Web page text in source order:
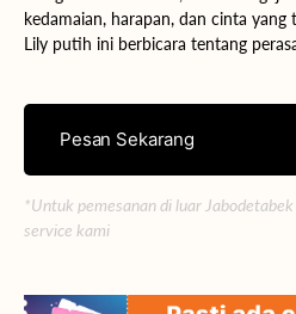
kedamaian, harapan, dan cinta
Lily putih ini berbicara tentang
Pesan Sekarang
*Untuk pemesanan di luar
service kami